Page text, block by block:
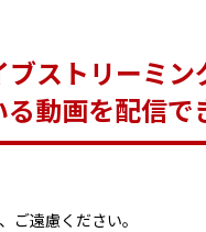
ブストリーミ
動画を配信で
ご遠慮ください。